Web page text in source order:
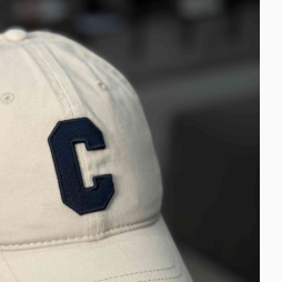
ЯНДЕКС КАРТЫ
2ГИС
КОНТАКТЫ
ТАБЛИЦЫ
РАЗМЕРОВ
ЗАКАЗАТЬ С